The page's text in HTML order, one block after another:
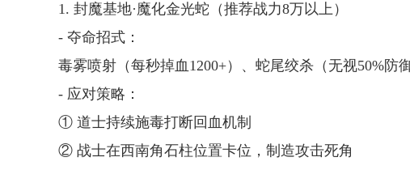
1. 封魔基地·魔化金光蛇（推荐战力8万以上）
- 夺命招式：
毒雾喷射（每秒掉血1200+）、蛇尾绞杀（无视50%防御
- 应对策略：
① 道士持续施毒打断回血机制
② 战士在西南角石柱位置卡位，制造攻击死角